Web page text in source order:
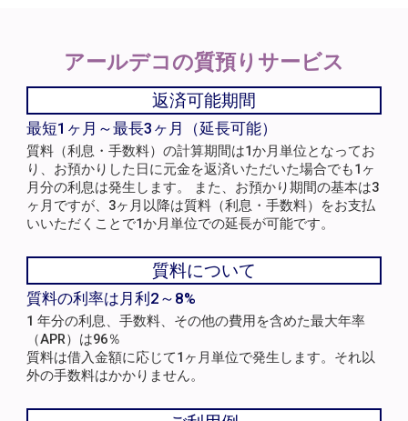
アールデコの質預りサービス
返済可能期間
最短1ヶ月～最長3ヶ月（延長可能）
質料（利息・手数料）の計算期間は1か月単位となってお
り、お預かりした日に元金を返済いただいた場合でも1ヶ
月分の利息は発生します。 また、お預かり期間の基本は3
ヶ月ですが、3ヶ月以降は質料（利息・手数料）をお支払
いいただくことで1か月単位での延長が可能です。
質料について
質料の利率は月利2～8%
1 年分の利息、手数料、その他の費用を含めた最大年率
（APR）は96％
質料は借入金額に応じて1ヶ月単位で発生します。それ以
外の手数料はかかりません。